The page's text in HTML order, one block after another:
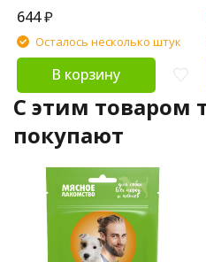
брусники - 350 г
644₽
Осталось несколько штук
В корзину
C этим товаром
покупают